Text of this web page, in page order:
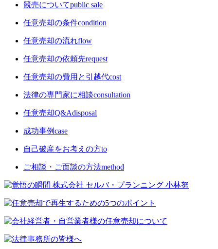
競売についてpublic sale
任意売却の条件condition
任意売却の流れflow
任意売却の依頼先request
任意売却の費用と引越代cost
法律の専門家に相談consultation
任意売却Q&Adisposal
成功事例case
自己破産をお考えの方to
ご相談・ご面談の方法method